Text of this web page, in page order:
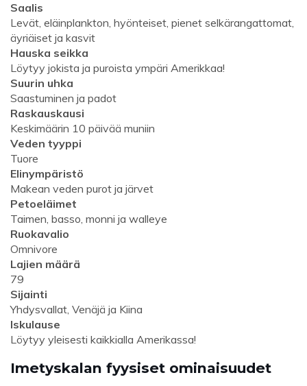
Saalis
Levät, eläinplankton, hyönteiset, pienet selkärangattomat,
äyriäiset ja kasvit
Hauska seikka
Löytyy jokista ja puroista ympäri Amerikkaa!
Suurin uhka
Saastuminen ja padot
Raskauskausi
Keskimäärin 10 päivää muniin
Veden tyyppi
Tuore
Elinympäristö
Makean veden purot ja järvet
Petoeläimet
Taimen, basso, monni ja walleye
Ruokavalio
Omnivore
Lajien määrä
79
Sijainti
Yhdysvallat, Venäjä ja Kiina
Iskulause
Löytyy yleisesti kaikkialla Amerikassa!
Imetyskalan fyysiset ominaisuudet